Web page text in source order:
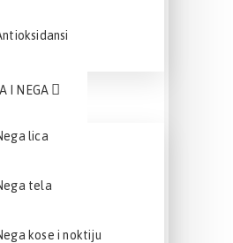
I NEGA
lica
tela
kose i noktiju